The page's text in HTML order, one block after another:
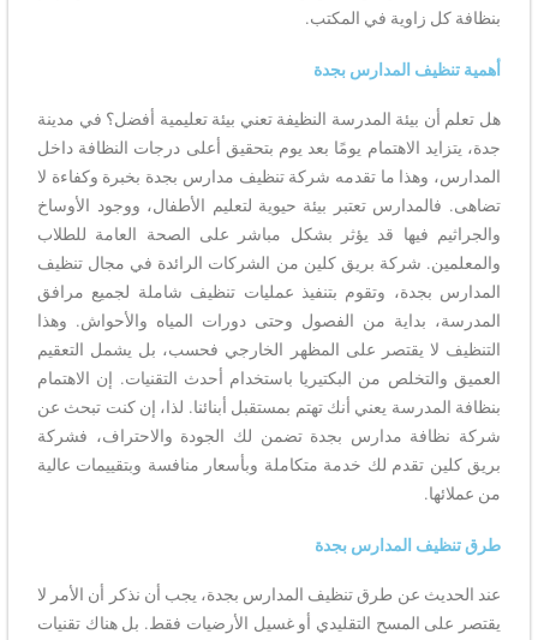
بنظافة كل زاوية في المكتب.
أهمية تنظيف المدارس بجدة
هل تعلم أن بيئة المدرسة النظيفة تعني بيئة تعليمية أفضل؟ في مدينة
جدة، يتزايد الاهتمام يومًا بعد يوم بتحقيق أعلى درجات النظافة داخل
المدارس، وهذا ما تقدمه شركة تنظيف مدارس بجدة بخبرة وكفاءة لا
تضاهى. فالمدارس تعتبر بيئة حيوية لتعليم الأطفال، ووجود الأوساخ
والجراثيم فيها قد يؤثر بشكل مباشر على الصحة العامة للطلاب
والمعلمين. شركة بريق كلين من الشركات الرائدة في مجال تنظيف
المدارس بجدة، وتقوم بتنفيذ عمليات تنظيف شاملة لجميع مرافق
المدرسة، بداية من الفصول وحتى دورات المياه والأحواش. وهذا
التنظيف لا يقتصر على المظهر الخارجي فحسب، بل يشمل التعقيم
العميق والتخلص من البكتيريا باستخدام أحدث التقنيات. إن الاهتمام
بنظافة المدرسة يعني أنك تهتم بمستقبل أبنائنا. لذا، إن كنت تبحث عن
شركة نظافة مدارس بجدة تضمن لك الجودة والاحتراف، فشركة
بريق كلين تقدم لك خدمة متكاملة وبأسعار منافسة وبتقييمات عالية
من عملائها.
طرق تنظيف المدارس بجدة
عند الحديث عن طرق تنظيف المدارس بجدة، يجب أن نذكر أن الأمر لا
يقتصر على المسح التقليدي أو غسيل الأرضيات فقط. بل هناك تقنيات